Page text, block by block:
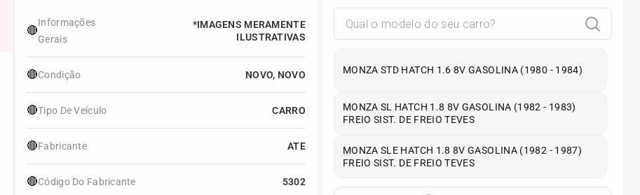
🔴
Informações
Gerais
*IMAGENS MERAMENTE
ILUSTRATIVAS
🔴Condição NOVO, NOVO
🔴Tipo De Veículo CARRO
🔴Fabricante ATE
🔴Código Do Fabricante 5302
MONZA STD HATCH 1.6 8V GASOLINA (1980 - 1984)
MONZA SL HATCH 1.8 8V GASOLINA (1982 - 1983)
FREIO SIST. DE FREIO TEVES
MONZA SLE HATCH 1.8 8V GASOLINA (1982 - 1987)
FREIO SIST. DE FREIO TEVES